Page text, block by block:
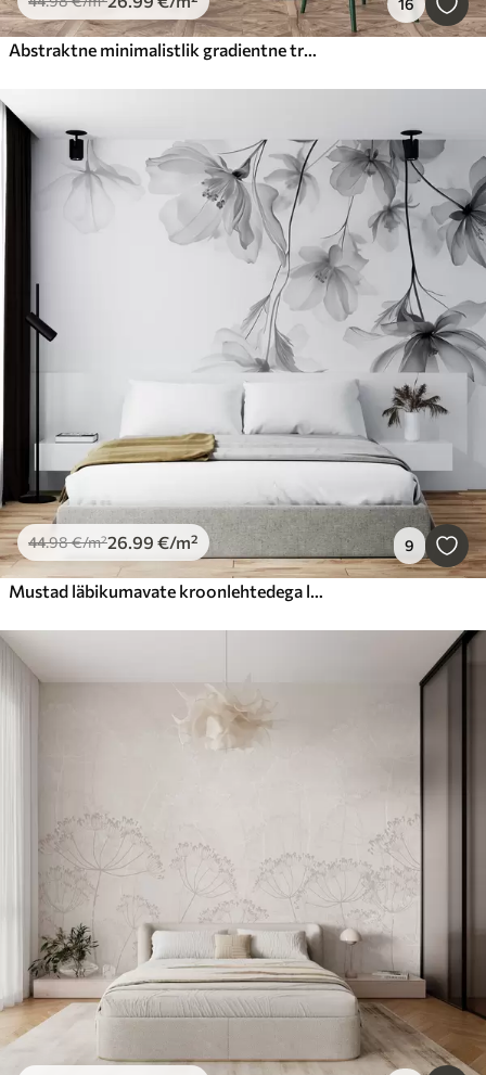
16
Abstraktne minimalistlik gradientne trükk vertikaalsete tumeroheliste, beežide ja valgete triipudega
44.98€/m²26.99 €/m² 9
Mustad läbikumavate kroonlehtedega lilled, mis ripuvad oksalt, must-valge, minimalistlik kaasaegse kunsti kompositsioon